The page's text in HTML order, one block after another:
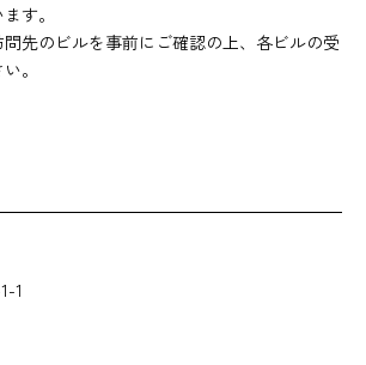
す。
先のビルを事前にご確認の上、各ビルの受
。
1